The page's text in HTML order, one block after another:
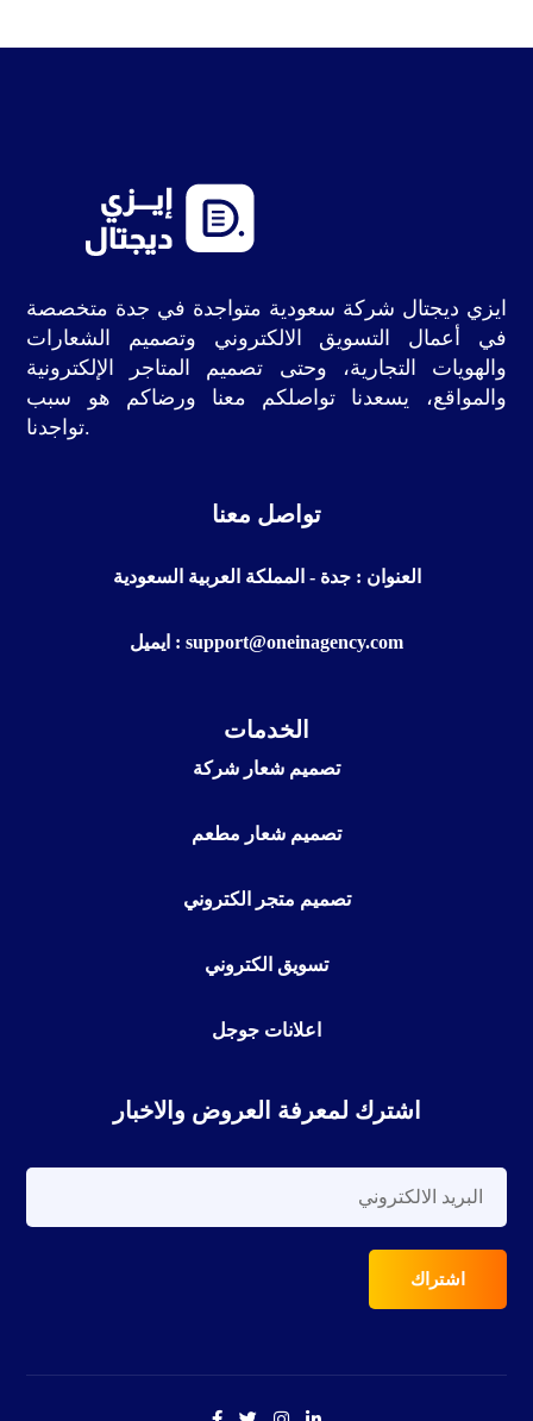
ايزي ديجتال شركة سعودية متواجدة في جدة متخصصة
في أعمال التسويق الالكتروني وتصميم الشعارات
والهويات التجارية، وحتى تصميم المتاجر الإلكترونية
والمواقع، يسعدنا تواصلكم معنا ورضاكم هو سبب
تواجدنا.
تواصل معنا
العنوان : جدة - المملكة العربية السعودية
ايميل : support@oneinagency.com
الخدمات
تصميم شعار شركة
تصميم شعار مطعم
تصميم متجر الكتروني
تسويق الكتروني
اعلانات جوجل
اشترك لمعرفة العروض والاخبار